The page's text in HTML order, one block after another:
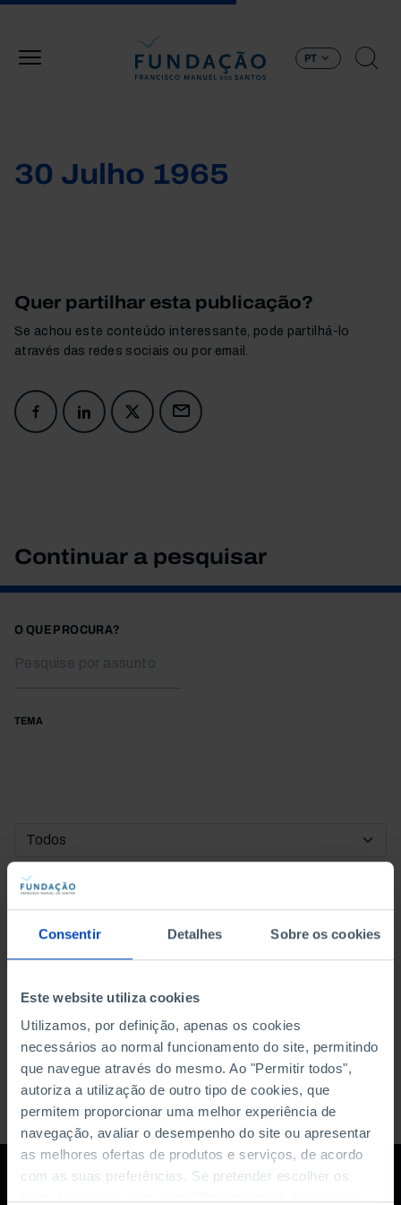
Consentir Detalhes Sobre os cookies
Este website utiliza cookies
Utilizamos, por definição, apenas os cookies
necessários ao normal funcionamento do site, permitindo
que navegue através do mesmo. Ao "Permitir todos",
autoriza a utilização de outro tipo de cookies, que
permitem proporcionar uma melhor experiência de
navegação, avaliar o desempenho do site ou apresentar
as melhores ofertas de produtos e serviços, de acordo
com as suas preferências. Se pretender escolher os
PT
30 Julho 1965
Quer partilhar esta publicação?
Se achou este conteúdo interessante, pode partilhá-lo
através das redes sociais ou por email.
Continuar a pesquisar
O QUE PROCURA?
TEMA
DATA DE INÍCIO
DATA DE FIM